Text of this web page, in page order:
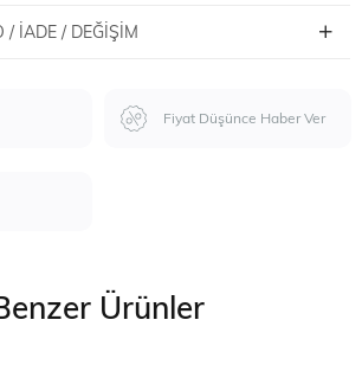
/ İADE / DEĞIŞIM
Fiyat Düşünce Haber Ver
Ürünler